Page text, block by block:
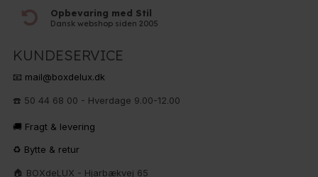
Opbevaring med Stil
Dansk webshop siden 2005
KUNDESERVICE
📧 mail@boxdelux.dk
☎️ 50 44 68 00 - Hverdage 9.00-12.00
🚚 Fragt & levering
♻️ Bytte & retur
🏠 BOXdeLUX - Hjarbækvej 65